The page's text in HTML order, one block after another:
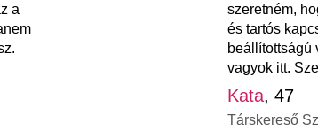
a
szeretném,
és tartós
beállítottságú
vagyok itt.
Kata, 47
Társkereső